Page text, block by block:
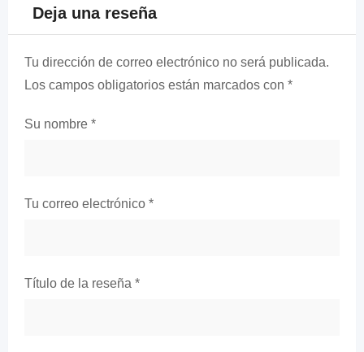
Deja una reseña
Tu dirección de correo electrónico no será publicada.
Los campos obligatorios están marcados con *
Su nombre *
Tu correo electrónico *
Título de la reseña *